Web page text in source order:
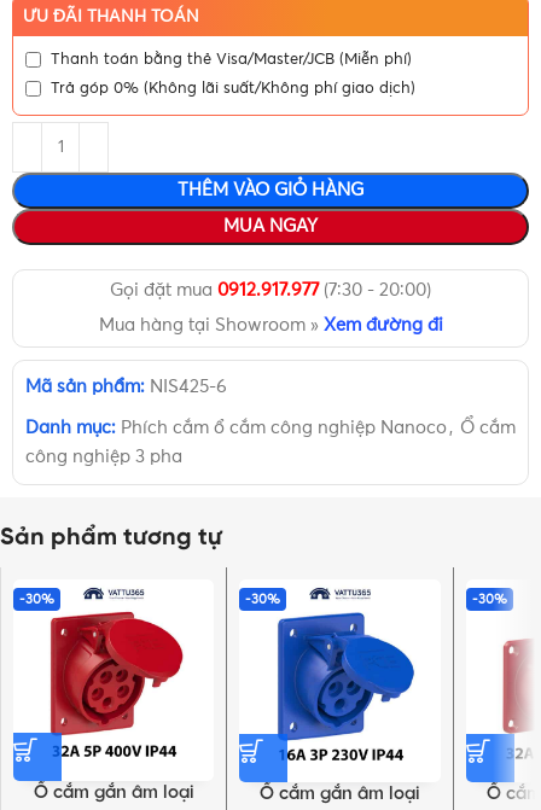
ƯU ĐÃI THANH TOÁN
Thanh toán bằng thẻ Visa/Master/JCB (Miễn phí)
Trả góp 0% (Không lãi suất/Không phí giao dịch)
THÊM VÀO GIỎ HÀNG
MUA NGAY
Gọi đặt mua 0912.917.977(7:30 - 20:00)
Mua hàng tại Showroom » Xem đường đi
Mã sản phẩm: NIS425-6
Danh mục: Phích cắm ổ cắm công nghiệp Nanoco, Ổ cắm
công nghiệp 3 pha
Sản phẩm tương tự
-30%
Ổ cắm gắn âm loại
-30%
Ổ cắm gắn âm loại
-30%
Ổ